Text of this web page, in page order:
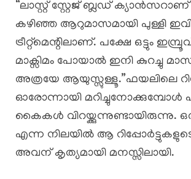
“ലാസ്റ്റ് സ്റ്റേജ് ബ്ലഡ് ക്യാൻസറാണ്
കഴിഞ്ഞ ആറുമാസമായി പുള്ളി
ട്രീറ്റ്‌മെന്റിലാണ്. പക്ഷേ ഒട്ടും
മാക്സിമം പോയാൽ ഇനി കുറച്ചു
അത്രയേ ആയുസ്സുള്ളൂ.”ഫയലിലെ
ഓരോന്നായി മറിച്ചുനോക്കുമ്പോൾ
കൈകൾ വിറയ്ക്കുന്നുണ്ടായിരുന്നു.
എന്ന നിലയിൽ ആ
അവന് കൃത്യമായി മനസ്സിലായി.